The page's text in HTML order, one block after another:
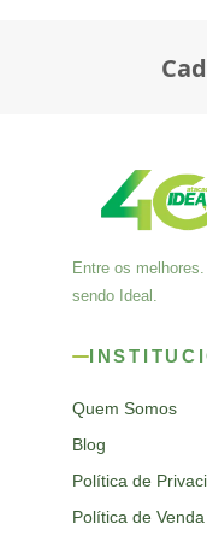
Entre os
sendo Ideal.
Quem Somos
Blog
Política de
Política de Venda